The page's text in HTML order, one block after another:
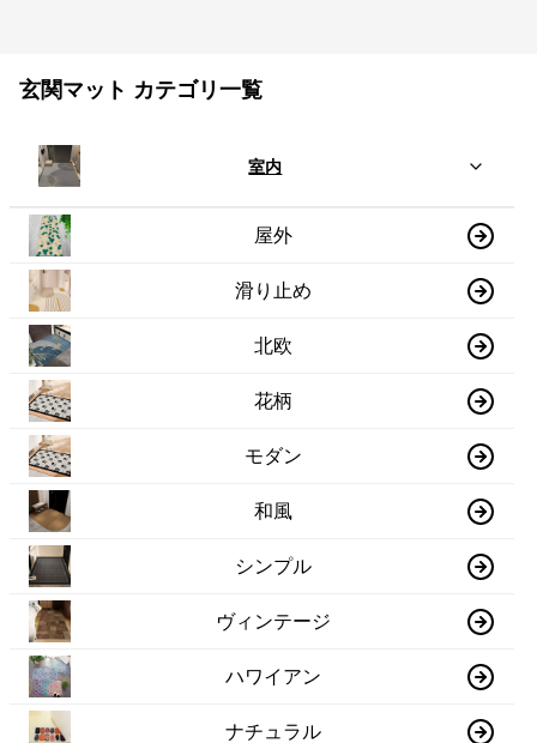
玄関マット カテゴリ一覧
室内
屋外
滑り止め
北欧
花柄
モダン
和風
シンプル
ヴィンテージ
ハワイアン
ナチュラル